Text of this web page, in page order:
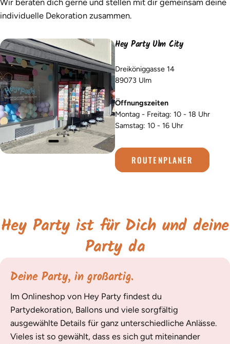
Wir beraten dich gerne und stellen mit dir gemeinsam deine
individuelle Dekoration zusammen.
Hey Party Ulm City
Dreiköniggasse 14
89073 Ulm
Öffnungszeiten
Montag - Freitag: 10 - 18 Uhr
Samstag: 10 - 16 Uhr
ROUTENPLANER
Hey Party ist für Dich und deine
Party da
Deine Party, in großartig.
Im Onlineshop von Hey Party findest du
Partydekoration, Ballons und viele sorgfältig
ausgewählte Details für ganz unterschiedliche Anlässe.
Vieles ist so gewählt, dass es sich gut miteinander